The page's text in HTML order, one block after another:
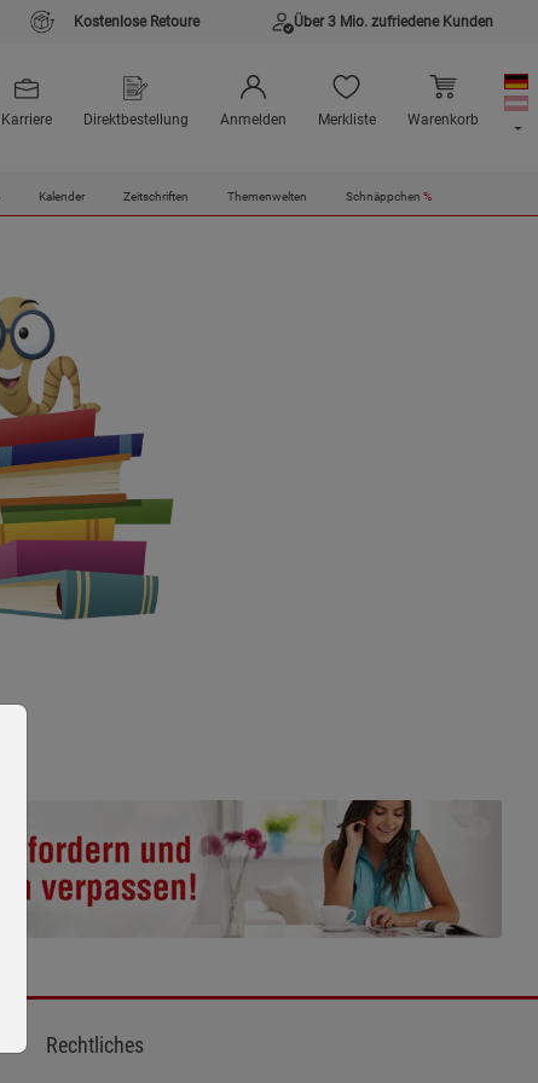
Kostenlose Retoure Über 3 Mio. zufriedene Kunden
Karriere Direktbestellung Anmelden Merkliste Warenkorb
Kalender Zeitschriften Themenwelten Schnäppchen %
Rechtliches